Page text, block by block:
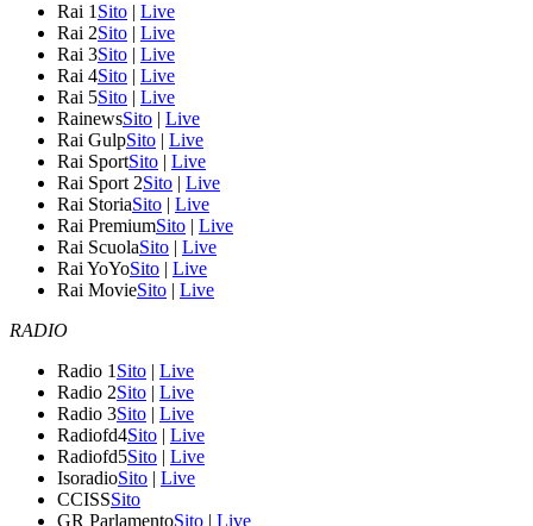
Rai 1 Sito | Live
Rai 2Sito | Live
Rai 3Sito | Live
Rai 4Sito | Live
Rai 5Sito | Live
RainewsSito | Live
Rai GulpSito | Live
Rai SportSito | Live
Rai Sport 2Sito | Live
Rai StoriaSito | Live
Rai PremiumSito | Live
Rai ScuolaSito | Live
Rai YoYoSito | Live
Rai MovieSito | Live
RADIO
Radio 1 Sito | Live
Radio 2Sito | Live
Radio 3Sito | Live
Radiofd4Sito | Live
Radiofd5Sito | Live
IsoradioSito | Live
CCISSSito
GR ParlamentoSito | Live